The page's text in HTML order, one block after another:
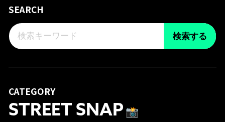
SEARCH
検索する
CATEGORY
STREET SNAP 📸